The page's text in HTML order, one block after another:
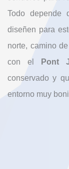
Todo
diseñen para
norte, camino
con el
Pont
conservado y
entorno muy